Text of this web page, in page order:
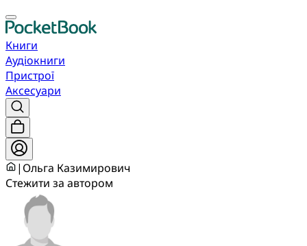
Книги
Аудіокниги
Пристрої
Аксесуари
| Ольга Казимирович
Стежити за автором